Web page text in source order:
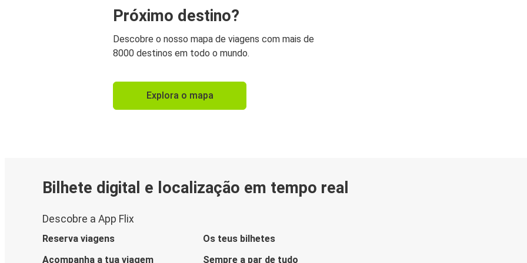
Próximo destino?
Descobre o nosso mapa de viagens com mais de
8000 destinos em todo o mundo.
Explora o mapa
Bilhete digital e localização em tempo real
Descobre a App Flix
Reserva viagens
Os teus bilhetes
Acompanha a tua viagem
Sempre a par de tudo